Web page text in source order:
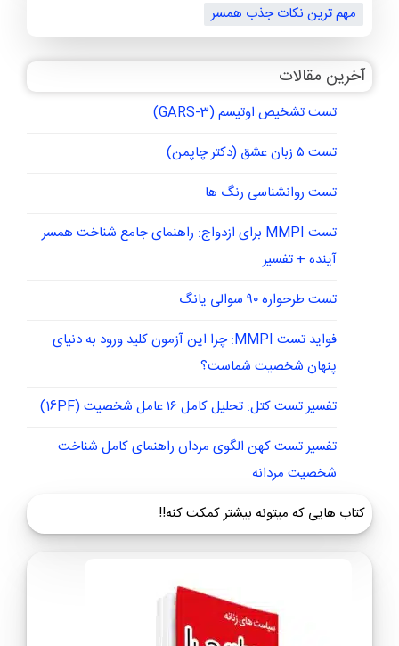
مهم ترین نکات جذب همسر
آخرین مقالات
تست تشخیص اوتیسم (GARS-3)
تست ۵ زبان عشق (دکتر چاپمن)
تست روانشناسی رنگ ها
تست MMPI برای ازدواج: راهنمای جامع شناخت همسر
آینده + تفسیر
تست طرحواره ۹۰ سوالی یانگ
فواید تست MMPI: چرا این آزمون کلید ورود به دنیای
پنهان شخصیت شماست؟
تفسیر تست کتل: تحلیل کامل ۱۶ عامل شخصیت (16PF)
تفسیر تست کهن الگوی مردان راهنمای کامل شناخت
شخصیت مردانه
کتاب هایی که میتونه بیشتر کمکت کنه!!